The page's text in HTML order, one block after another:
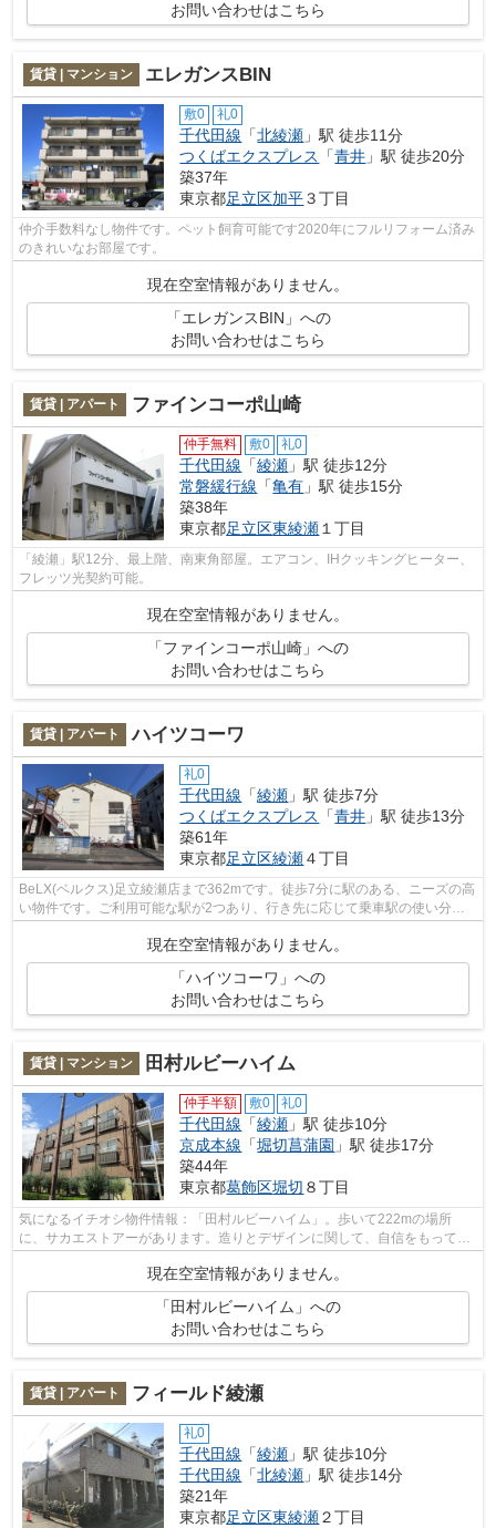
お問い合わせはこちら
賃貸 | マンション エレガンスBIN
敷0 礼0
千代田線 「北綾瀬 」駅 徒歩11分
つくばエクスプレス
「青井 」駅 徒歩20分
築37年
東京都足立区加平３丁目
仲介手数料なし物件です。ペット飼育可能です2020年にフルリフォーム済み
のきれいなお部屋です。
現在空室情報がありません。
「エレガンスBIN」への
お問い合わせはこちら
賃貸 | アパート ファインコーポ山崎
仲手無料 敷0 礼0
千代田線 「綾瀬 」駅 徒歩12分
常磐緩行線 「亀有 」駅 徒歩15分
築38年
東京都足立区東綾瀬 １丁目
「綾瀬」駅12分、最上階、南東角部屋。エアコン、IHクッキングヒーター、
フレッツ光契約可能。
現在空室情報がありません。
「ファインコーポ山崎」への
お問い合わせはこちら
賃貸 | アパート ハイツコーワ
礼0
千代田線 「綾瀬 」駅 徒歩7分
つくばエクスプレス
「青井 」駅 徒歩13分
築61年
東京都足立区綾瀬４丁目
BeLX(ベルクス)足立綾瀬店まで362mです。徒歩7分に駅のある、ニーズの高
い物件です。ご利用可能な駅が2つあり、行き先に応じて乗車駅の使い分け
ができます。落ち着いた街並みが魅力の...
現在空室情報がありません。
「ハイツコーワ」への
お問い合わせはこちら
賃貸 | マンション 田村ルビーハイム
仲手半額 敷0 礼0
千代田線 「綾瀬 」駅 徒歩10分
京成本線 「堀切菖蒲園 」駅 徒歩17分
築44年
東京都葛飾区堀切 ８丁目
気になるイチオシ物件情報：「田村ルビーハイム」。歩いて222mの場所
に、サカエストアーがあります。造りとデザインに関して、自信をもって情
報を提供できるマンションです。葛飾区エ...
現在空室情報がありません。
「田村ルビーハイム」への
お問い合わせはこちら
賃貸 | アパート フィールド綾瀬
礼0
千代田線 「綾瀬 」駅 徒歩10分
千代田線 「北綾瀬 」駅 徒歩14分
築21年
東京都足立区東綾瀬２丁目